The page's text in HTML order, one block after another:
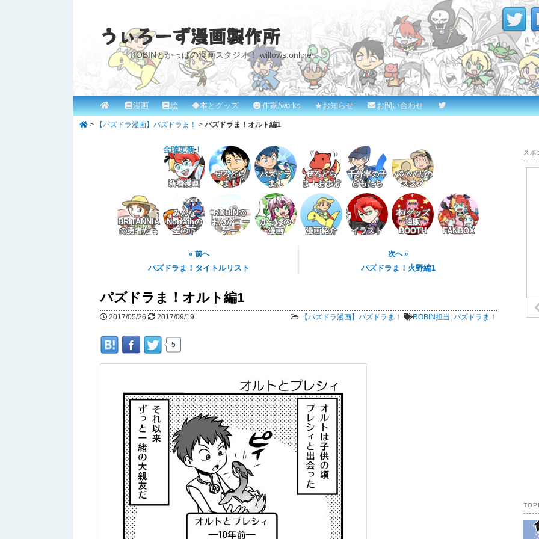
うぃろーず漫画製作所
ROBINとかっぱの漫画スタジオ！ willows.online
メ
イ
メ
イ
移
漫画 絵 ◆本とグッズ 作家/works ★お知らせ お問い合わせ
> 【パズドラ漫画】パズドラま！ > パズドラま！オルト編1
新着漫画
金曜更新！
ぜろどら
ま！
パズドラ
ま！
ぜろどら
ま！おまけ
千分率の子
どもたち
パパバカの
ススメ
BRITANNIA
の勇者たち
みんな
Norrathの
空の下
ROBINの
まんがコー
ナー
かっぱの
漫画
漫画紹介 イラスト
本/グッズ
通販
BOOTH
FANBOX
« 前へ
パズドラま！タイトルリスト
次へ »
パズドラま！火野編1
パズドラま！オルト編1
2017/05/26 2017/09/19 【パズドラ漫画】パズドラま！ ROBIN担当, パズドラま！
5
スポ